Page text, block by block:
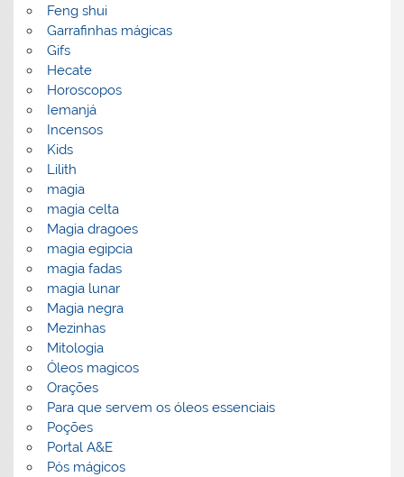
Feng shui
Garrafinhas mágicas
Gifs
Hecate
Horoscopos
Iemanjá
Incensos
Kids
Lilith
magia
magia celta
Magia dragoes
magia egipcia
magia fadas
magia lunar
Magia negra
Mezinhas
Mitologia
Óleos magicos
Orações
Para que servem os óleos essenciais
Poções
Portal A&E
Pós mágicos